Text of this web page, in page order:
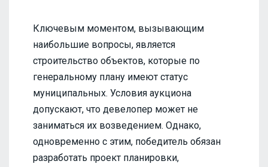
Ключевым моментом, вызывающим
наибольшие вопросы, является
строительство объектов, которые по
генеральному плану имеют статус
муниципальных. Условия аукциона
допускают, что девелопер может не
заниматься их возведением. Однако,
одновременно с этим, победитель обязан
разработать проект планировки,